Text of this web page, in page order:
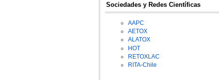
Sociedades y Redes Científicas
AAPC
AETOX
ALATOX
HOT
RETOXLAC
RITA-Chile